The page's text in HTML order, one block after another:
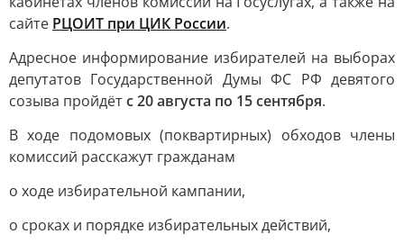
сайте РЦОИТ при ЦИК России.
Адресное информирование избирателей на выборах
депутатов Государственной Думы ФС РФ девятого
созыва пройдётс 20 августа по 15 сентября.
В ходе подомовых (поквартирных) обходов члены
комиссий расскажут гражданам
о ходе избирательной кампании,
о сроках и порядке избирательных действий,